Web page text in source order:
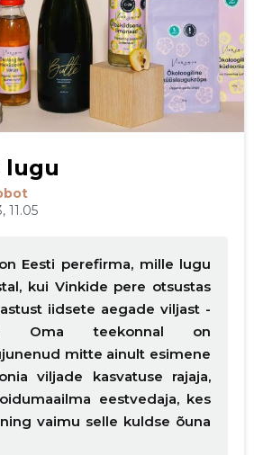
lugu
11.05
Eesti perefirma, mille lugu
kui Vinkide pere otsustas
iidsete aegade viljast -
Oma teekonnal on
mitte ainult esimene
viljade kasvatuse rajaja,
eestvedaja, kes
vaimu selle kuldse õuna